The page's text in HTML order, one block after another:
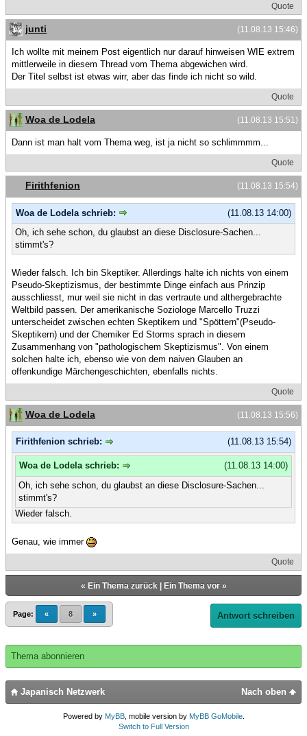
Quote
(11.08.13 15:46)
junti
Ich wollte mit meinem Post eigentlich nur darauf hinweisen WIE extrem
mittlerweile in diesem Thread vom Thema abgewichen wird.
Der Titel selbst ist etwas wirr, aber das finde ich nicht so wild.
Quote
(11.08.13 15:51)
Woa de Lodela
Dann ist man halt vom Thema weg, ist ja nicht so schlimmmm...
Quote
(11.08.13 15:54)
Firithfenion
(11.08.13 14:00)
Woa de Lodela schrieb:
Oh, ich sehe schon, du glaubst an diese Disclosure-Sachen...
stimmt's?
Wieder falsch. Ich bin Skeptiker. Allerdings halte ich nichts von einem
Pseudo-Skeptizismus, der bestimmte Dinge einfach aus Prinzip
ausschliesst, mur weil sie nicht in das vertraute und althergebrachte
Weltbild passen. Der amerikanische Soziologe Marcello Truzzi
unterscheidet zwischen echten Skeptikern und "Spöttern"(Pseudo-
Skeptikern) und der Chemiker Ed Storms sprach in diesem
Zusammenhang von "pathologischem Skeptizismus". Von einem
solchen halte ich, ebenso wie von dem naiven Glauben an
offenkundige Märchengeschichten, ebenfalls nichts.
Quote
(11.08.13 15:56)
Woa de Lodela
(11.08.13 15:54)
Firithfenion schrieb:
(11.08.13 14:00)
Woa de Lodela schrieb:
Oh, ich sehe schon, du glaubst an diese Disclosure-Sachen...
stimmt's?
Wieder falsch.
Genau, wie immer
Quote
« Ein Thema zurück| Ein Thema vor»
Page: « 8 » Antwort schreiben
Thema abonnieren
Nach oben
Japanisch Netzwerk
Powered by MyBB, mobile version by MyBB GoMobile.
Switch to Full Version